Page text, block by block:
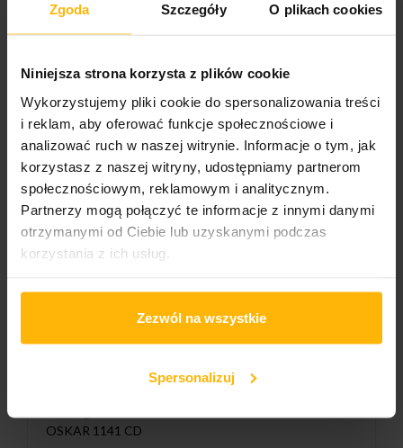
Zgoda Szczegóły O plikach cookies
Niniejsza strona korzysta z plików cookie
Wykorzystujemy pliki cookie do spersonalizowania treści
i reklam, aby oferować funkcje społecznościowe i
analizować ruch w naszej witrynie. Informacje o tym, jak
korzystasz z naszej witryny, udostępniamy partnerom
społecznościowym, reklamowym i analitycznym.
Partnerzy mogą połączyć te informacje z innymi danymi
otrzymanymi od Ciebie lub uzyskanymi podczas
korzystania z ich usług.
Zezwól na wszystkie
Spersonalizuj
PRODUCT DETAILS
Band name
The POKS
Album title:
Ja Człowiek
Media format
CD
Cover format:
OSKAR 1141 CD